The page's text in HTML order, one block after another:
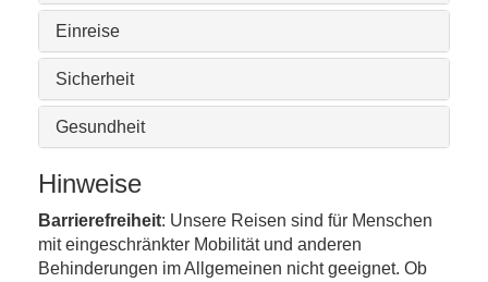
Einreise
Sicherheit
Gesundheit
Hinweise
Barrierefreiheit: Unsere Reisen sind für Menschen
mit eingeschränkter Mobilität und anderen
Behinderungen im Allgemeinen nicht geeignet. Ob